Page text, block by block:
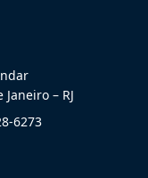
– RJ
6273